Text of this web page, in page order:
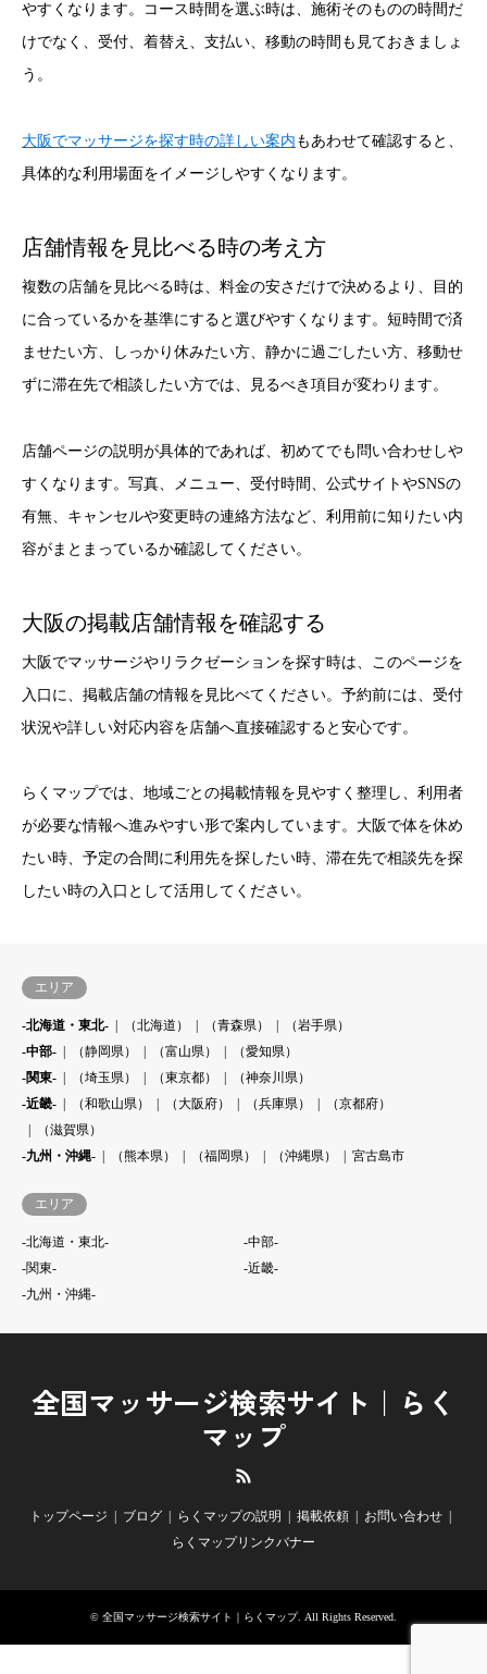
やすくなります。コース時間を選ぶ時は、施術そのものの時間だ
けでなく、受付、着替え、支払い、移動の時間も見ておきましょ
う。
大阪でマッサージを探す時の詳しい案内 もあわせて確認すると、
具体的な利用場面をイメージしやすくなります。
店舗情報を見比べる時の考え方
複数の店舗を見比べる時は、料金の安さだけで決めるより、目的
に合っているかを基準にすると選びやすくなります。短時間で済
ませたい方、しっかり休みたい方、静かに過ごしたい方、移動せ
ずに滞在先で相談したい方では、見るべき項目が変わります。
店舗ページの説明が具体的であれば、初めてでも問い合わせしや
すくなります。写真、メニュー、受付時間、公式サイトやSNSの
有無、キャンセルや変更時の連絡方法など、利用前に知りたい内
容がまとまっているか確認してください。
大阪の掲載店舗情報を確認する
大阪でマッサージやリラクゼーションを探す時は、このページを
入口に、掲載店舗の情報を見比べてください。予約前には、受付
状況や詳しい対応内容を店舗へ直接確認すると安心です。
らくマップでは、地域ごとの掲載情報を見やすく整理し、利用者
が必要な情報へ進みやすい形で案内しています。大阪で体を休め
たい時、予定の合間に利用先を探したい時、滞在先で相談先を探
したい時の入口として活用してください。
エリア
-北海道・東北- （北海道） （青森県）
（岩手県）
-中部-
（静岡県） （富山県）
（愛知県）
-関東-
（埼玉県） （東京都）
（神奈川県）
-近畿-
（和歌山県） （大阪府） （兵庫県）
（京都府）
（滋賀県）
-九州・沖縄-
（熊本県） （福岡県） （沖縄県） 宮古島市
エリア
-北海道・東北-
-中部-
-関東-
-近畿-
-九州・沖縄-
全国マッサージ検索サイト｜らく
マップ
トップページ ブログ らくマップの説明 掲載依頼
お問い合わせ
らくマップリンクバナー
© 全国マッサージ検索サイト｜らくマップ. All Rights Reserved.